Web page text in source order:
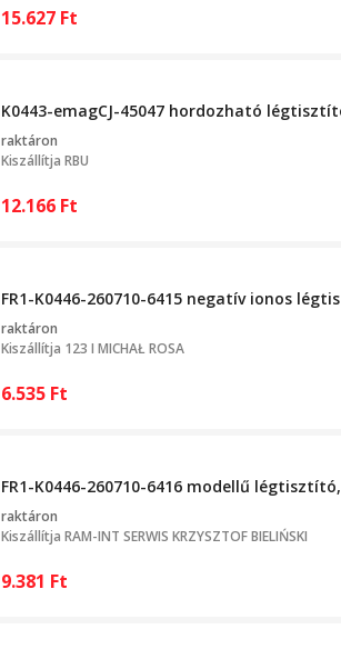
15.627 Ft
K0443-emagCJ-45047 hordozható
raktáron
Kiszállítja RBU
12.166 Ft
FR1-K0446-260710-6415 negatív ionos
raktáron
Kiszállítja 123 I MICHAŁ ROSA
6.535 Ft
FR1-K0446-260710-6416 modellű
raktáron
Kiszállítja RAM-INT SERWIS KRZYSZTOF BIELIŃSKI
9.381 Ft